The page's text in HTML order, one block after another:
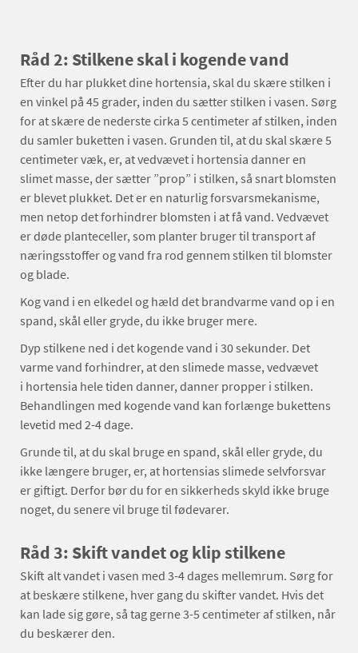
Råd 2: Stilkene skal i kogende vand
Efter du har plukket dine hortensia, skal du skære stilken i
en vinkel på 45 grader, inden du sætter stilken i vasen. Sørg
for at skære de nederste cirka 5 centimeter af stilken, inden
du samler buketten i vasen. Grunden til, at du skal skære 5
centimeter væk, er, at vedvævet i hortensia danner en
slimet masse, der sætter ”prop” i stilken, så snart blomsten
er blevet plukket. Det er en naturlig forsvarsmekanisme,
men netop det forhindrer blomsten i at få vand. Vedvævet
er døde planteceller, som planter bruger til transport af
næringsstoffer og vand fra rod gennem stilken til blomster
og blade.
Kog vand i en elkedel og hæld det brandvarme vand op i en
spand, skål eller gryde, du ikke bruger mere.
Dyp stilkene ned i det kogende vand i 30 sekunder. Det
varme vand forhindrer, at den slimede masse, vedvævet
i hortensia hele tiden danner, danner propper i stilken.
Behandlingen med kogende vand kan forlænge bukettens
levetid med 2-4 dage.
Grunde til, at du skal bruge en spand, skål eller gryde, du
ikke længere bruger, er, at hortensias slimede selvforsvar
er giftigt. Derfor bør du for en sikkerheds skyld ikke bruge
noget, du senere vil bruge til fødevarer.
Råd 3: Skift vandet og klip stilkene
Skift alt vandet i vasen med 3-4 dages mellemrum. Sørg for
at beskære stilkene, hver gang du skifter vandet. Hvis det
kan lade sig gøre, så tag gerne 3-5 centimeter af stilken, når
du beskærer den.